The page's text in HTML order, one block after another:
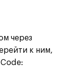
через
к ним,